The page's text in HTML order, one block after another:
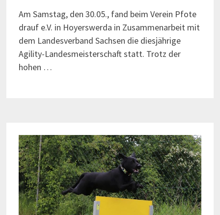
Am Samstag, den 30.05., fand beim Verein Pfote
drauf e.V. in Hoyerswerda in Zusammenarbeit mit
dem Landesverband Sachsen die diesjährige
Agility-Landesmeisterschaft statt. Trotz der
hohen …